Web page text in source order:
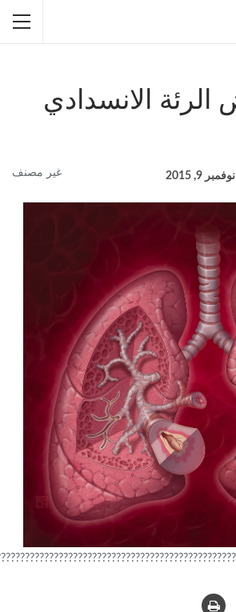
الانسدادي
غير مصنف نوفمبر 9, 2015